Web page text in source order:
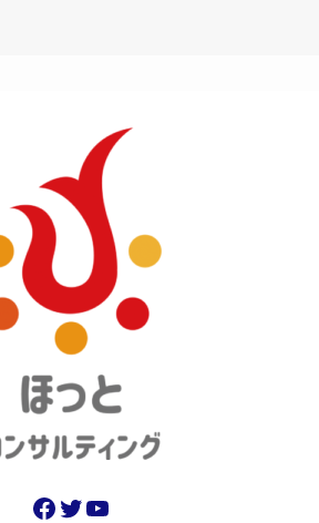
Facebook
Twitter
YouTube